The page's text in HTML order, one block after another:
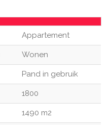
Appartement
Wonen
Pand in gebruik
1800
1490 m2